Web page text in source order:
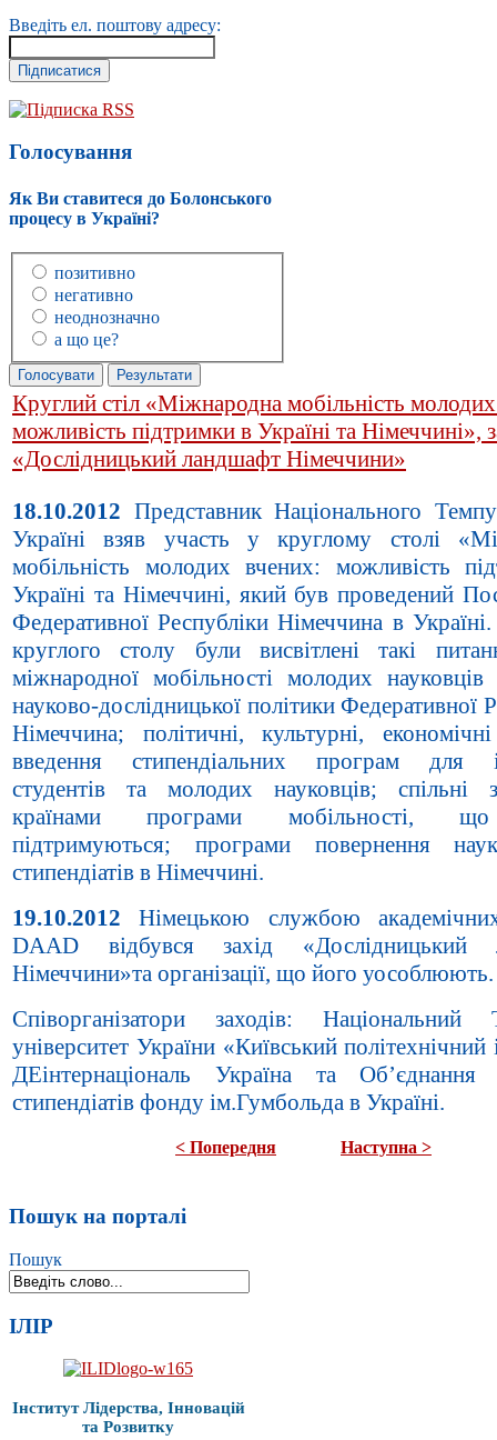
Введіть ел. поштову адресу:
Підписка RSS
Голосування
Як Ви ставитеся до Болонського
процесу в Україні?
позитивно
негативно
неоднозначно
а що це?
Круглий стіл «Міжнародна мобільність
можливість підтримки в Україні та Німеччині»,
«Дослідницький ландшафт Німеччини»
18.10.2012 Представник Національного
Україні взяв участь у круглому столі
мобільність молодих вчених: можливість
Україні та Німеччині, який був проведений
Федеративної Республіки Німеччина в
круглого столу були висвітлені такі
міжнародної мобільності молодих
науково-дослідницької політики Федеративної
Німеччина; політичні, культурні,
введення стипендіальних програм для
студентів та молодих науковців; спільні
країнами програми мобільності,
підтримуються; програми повернення
стипендіатів в Німеччині.
19.10.2012Німецькою службою
DAAD відбувся захід «Дослідницький
Німеччини»та організації, що його уособлюють.
Співорганізатори заходів: Національний
університет України «Київський політехнічний
ДЕінтернаціональ Україна та Об’єднання
стипендіатів фонду ім.Гумбольда в Україні.
< Попередня Наступна >
Пошук на порталі
Пошук
ІЛІР
Інститут Лідерства, Інновацій
та Розвитку